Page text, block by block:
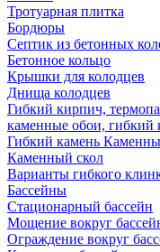
Тротуарная плитка
Бордюры
Септик из бетонных
Бетонное кольцо
Крышки для колодцев
Днища колодцев
Гибкий кирпич,
каменные обои, гибкий
Гибкий камень
Каменный скол
Варианты гибкого
Бассейны
Стационарный бассейн
Мощение вокруг
Ограждение вокруг